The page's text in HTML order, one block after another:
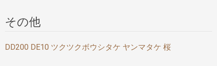
その他
DD200 DE10 ツクツクボウシタケ ヤンマタケ 桜